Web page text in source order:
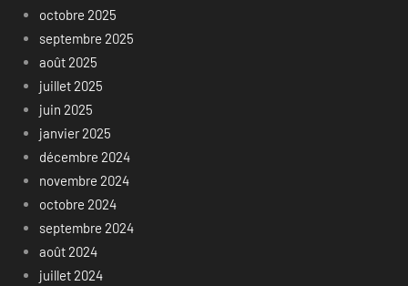
octobre 2025
septembre 2025
août 2025
juillet 2025
juin 2025
janvier 2025
décembre 2024
novembre 2024
octobre 2024
septembre 2024
août 2024
juillet 2024